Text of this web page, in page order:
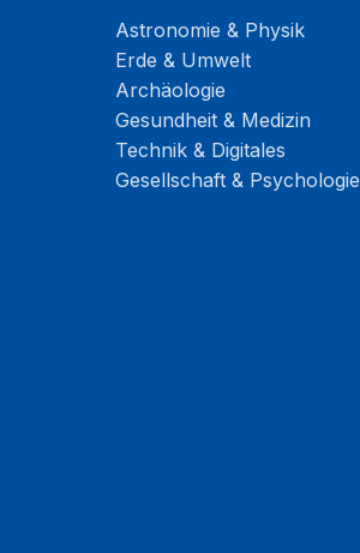
Astronomie & Physik
Erde & Umwelt
Archäologie
Gesundheit & Medizin
Technik & Digitales
Gesellschaft & Psychologie